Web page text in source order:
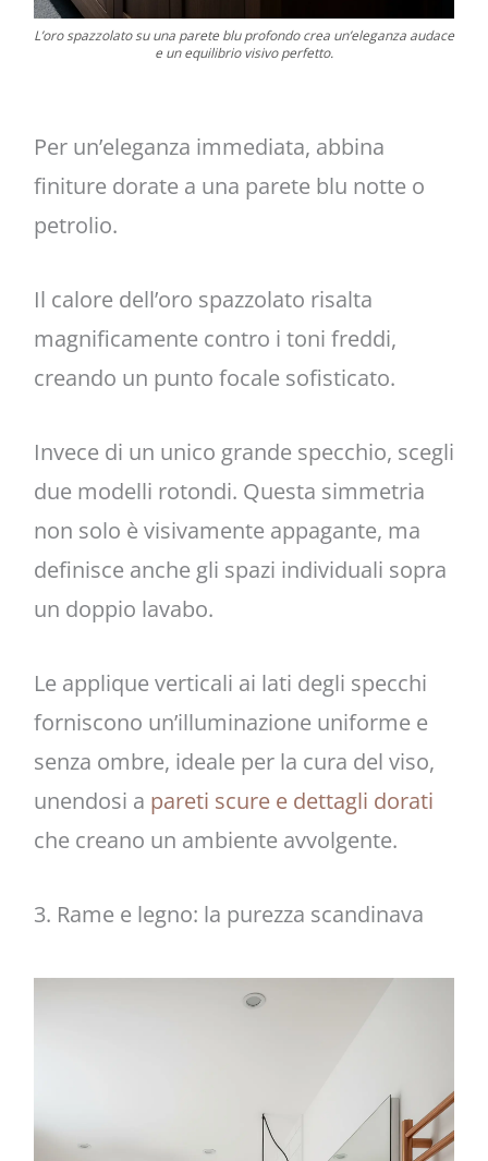
L’oro spazzolato su una parete blu profondo crea un’eleganza audace
e un equilibrio visivo perfetto.
Per un’eleganza immediata, abbina
finiture dorate a una parete blu notte o
petrolio.
Il calore dell’oro spazzolato risalta
magnificamente contro i toni freddi,
creando un punto focale sofisticato.
Invece di un unico grande specchio, scegli
due modelli rotondi. Questa simmetria
non solo è visivamente appagante, ma
definisce anche gli spazi individuali sopra
un doppio lavabo.
Le applique verticali ai lati degli specchi
forniscono un’illuminazione uniforme e
senza ombre, ideale per la cura del viso,
unendosi a pareti scure e dettagli dorati
che creano un ambiente avvolgente.
3. Rame e legno: la purezza scandinava